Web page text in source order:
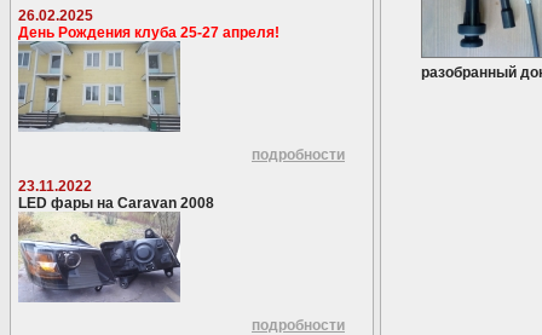
26.02.2025
День Рождения клуба 25-27 апреля!
подробности
23.11.2022
LED фары на Caravan 2008
подробности
разобранный